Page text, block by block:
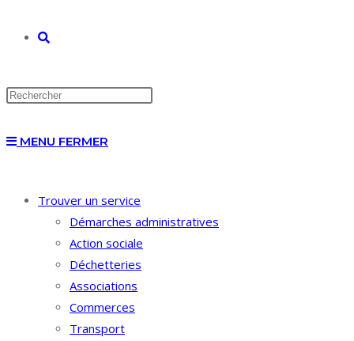
TOGGLE
MENU FERMER
Trouver un service
Démarches administratives
Action sociale
Déchetteries
Associations
Commerces
Transport